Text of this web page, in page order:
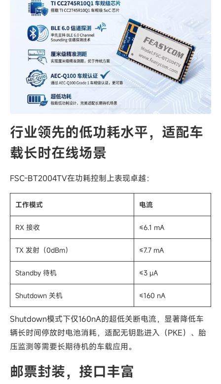
行业领先的低功耗水平，适配车
载长时在线场景
FSC-BT2004TV在功耗控制上表现卓越：
工作模式 电流
RX 接收 ≤6.1 mA
TX 发射（0dBm） ≤7.7 mA
Standby 待机 ≤3 μA
Shutdown 关机 ≤160 nA
Shutdown模式下仅160nA的超低关断电流，显著降低车
辆长时间停放时电池消耗，适配无钥匙进入（PKE）、胎
压监测等需要长期待机的车载应用。
邮票封装， 接口丰富